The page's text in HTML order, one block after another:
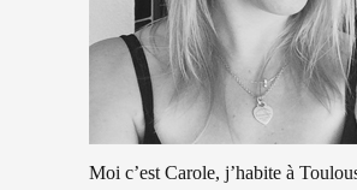
Moi c’est Carole, j’habite à